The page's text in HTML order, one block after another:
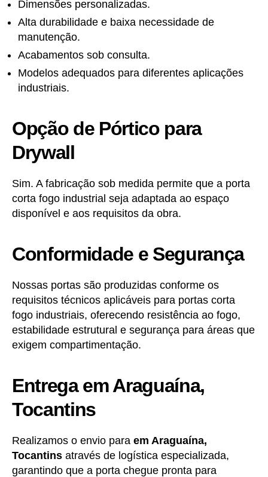
Dimensões personalizadas.
Alta durabilidade e baixa necessidade de
manutenção.
Acabamentos sob consulta.
Modelos adequados para diferentes aplicações
industriais.
Opção de Pórtico para
Drywall
Sim. A fabricação sob medida permite que a porta
corta fogo industrial seja adaptada ao espaço
disponível e aos requisitos da obra.
Conformidade e Segurança
Nossas portas são produzidas conforme os
requisitos técnicos aplicáveis para portas corta
fogo industriais, oferecendo resistência ao fogo,
estabilidade estrutural e segurança para áreas que
exigem compartimentação.
Entrega em Araguaína,
Tocantins
Realizamos o envio para em Araguaína,
Tocantins através de logística especializada,
garantindo que a porta chegue pronta para